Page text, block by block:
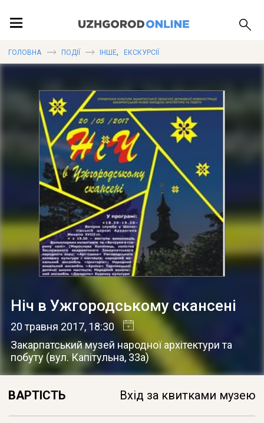
ПУБЛІКАЦІЇ
ГОЛОВНА ПОДІЇ ІНШЕ, ЕКСКУРСІЇ
Ніч в Ужгородському скансені
20 травня 2017, 18:30
Закарпатський музей народної архітектури та
побуту (вул. Капітульна, 33а)
ВАРТІСТЬ Вхід за квитками музею